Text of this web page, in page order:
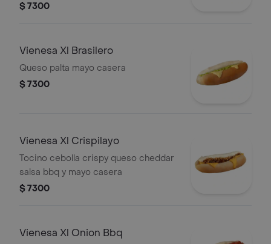
$ 7300
Vienesa Xl Brasilero
Queso palta mayo casera
$ 7300
Vienesa Xl Crispilayo
Tocino cebolla crispy queso cheddar
salsa bbq y mayo casera
$ 7300
Vienesa Xl Onion Bbq